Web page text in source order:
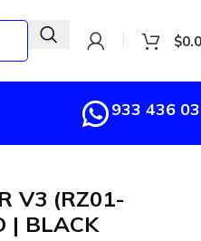
$
933 436
V3 (RZ01-
| BLACK